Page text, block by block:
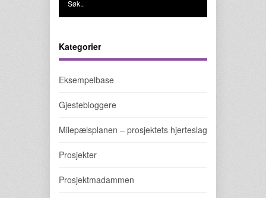
Kategorier
Eksempelbase
Gjestebloggere
Milepælsplanen – prosjektets hjerteslag
Prosjekter
Prosjektmadammen